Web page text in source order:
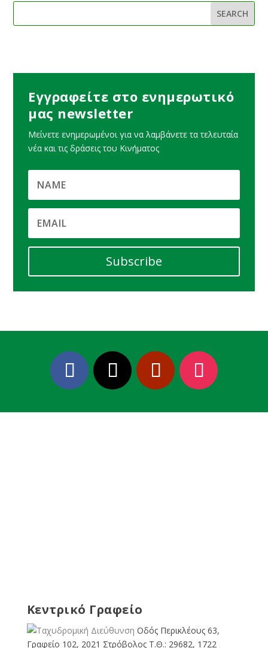
Εγγραφείτε στο ενημερωτικό
μας newsletter
Μείνετε ενημερωμένοι για να λαμβάνετε τα τελευταία
νέα και τις δράσεις του Κινήματος
Subscribe
Κεντρικό Γραφείο
Οδός Περικλέους 63,
Γραφείο 102, 2021 Στρόβολος Τ.Θ.: 29682, 1722